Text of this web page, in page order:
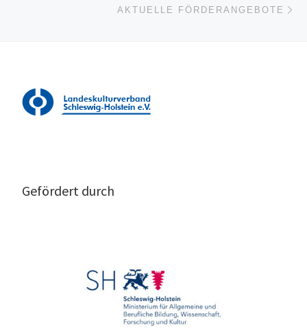
AKTUELLE FÖRDERANGEBOTE
Gefördert durch